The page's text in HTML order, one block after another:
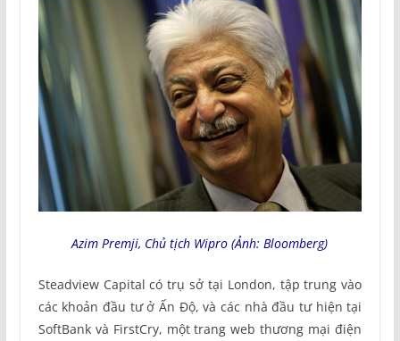
Azim Premji, Chủ tịch Wipro (Ảnh: Bloomberg)
Steadview Capital có trụ sở tại London, tập trung vào
các khoản đầu tư ở Ấn Độ, và các nhà đầu tư hiện tại
SoftBank và FirstCry, một trang web thương mại điện